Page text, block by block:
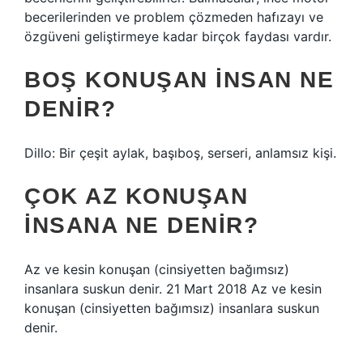
becerilerinden ve problem çözmeden hafızayı ve
özgüveni geliştirmeye kadar birçok faydası vardır.
BOŞ KONUŞAN INSAN NE
DENIR?
Dillo: Bir çeşit aylak, başıboş, serseri, anlamsız kişi.
ÇOK AZ KONUŞAN
INSANA NE DENIR?
Az ve kesin konuşan (cinsiyetten bağımsız)
insanlara suskun denir. 21 Mart 2018 Az ve kesin
konuşan (cinsiyetten bağımsız) insanlara suskun
denir.